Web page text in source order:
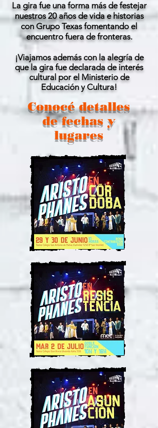
La gira fue una forma más de festejar
nuestros 20 años de vida e historias
con Grupo Texas fomentando el
encuentro fuera de fronteras.
¡Viajamos además con la alegría de
que la gira fue declarada de interés
cultural por el Ministerio de
Educación y Cultura!
Conocédetalles
de fechas y
lugares